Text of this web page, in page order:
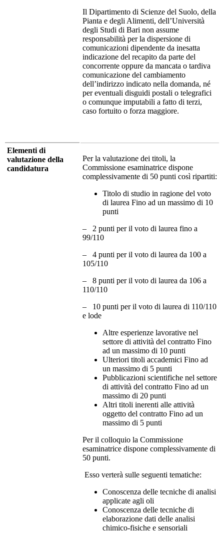
Il Dipartimento di Scienze del Suolo, della
Pianta e degli Alimenti, dell’Università
degli Studi di Bari non assume
responsabilità per la dispersione di
comunicazioni dipendente da inesatta
indicazione del recapito da parte del
concorrente oppure da mancata o tardiva
comunicazione del cambiamento
dell’indirizzo indicato nella domanda, né
per eventuali disguidi postali o telegrafici
o comunque imputabili a fatto di terzi,
caso fortuito o forza maggiore.
Elementi di
valutazione della
candidatura
Per la valutazione dei titoli, la
Commissione esaminatrice dispone
complessivamente di 50 punti così ripartiti:
Titolo di studio in ragione del voto
di laurea Fino ad un massimo di 10
punti
– 2 punti per il voto di laurea fino a
99/110
– 4 punti per il voto di laurea da 100 a
105/110
– 8 punti per il voto di laurea da 106 a
110/110
– 10 punti per il voto di laurea di 110/110
e lode
Altre esperienze lavorative nel
settore di attività del contratto Fino
ad un massimo di 10 punti
Ulteriori titoli accademici Fino ad
un massimo di 5 punti
Pubblicazioni scientifiche nel settore
di attività del contratto Fino ad un
massimo di 20 punti
Altri titoli inerenti alle attività
oggetto del contratto Fino ad un
massimo di 5 punti
Per il colloquio la Commissione
esaminatrice dispone complessivamente di
50 punti.
Esso verterà sulle seguenti tematiche:
Conoscenza delle tecniche di analisi
applicate agli oli
Conoscenza delle tecniche di
elaborazione dati delle analisi
chimico-fisiche e sensoriali